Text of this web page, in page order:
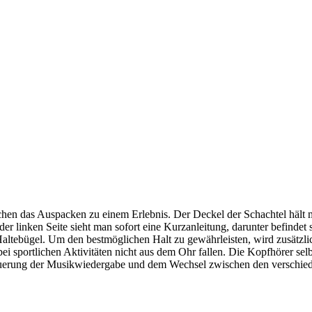
das Auspacken zu einem Erlebnis. Der Deckel der Schachtel
linken Seite sieht man sofort eine Kurzanleitung, darunter
Um den bestmöglichen Halt zu gewährleisten, wird
sportlichen Aktivitäten nicht aus dem Ohr fallen. Die Kopfhörer
der Musikwiedergabe und dem Wechsel zwischen den